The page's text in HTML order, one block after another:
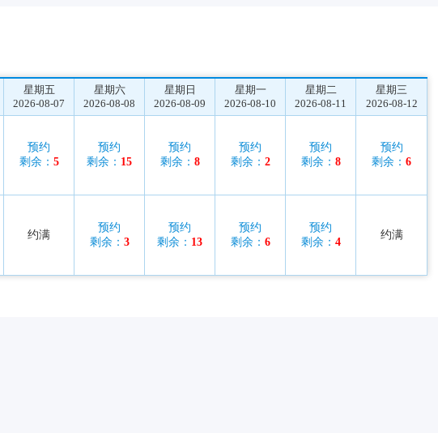
星期五
2026-08-07
星期六
2026-08-08
星期日
2026-08-09
星期一
2026-08-10
星期二
2026-08-11
星期三
2026-08-12
预约
剩余： 5
预约
剩余： 15
预约
剩余： 8
预约
剩余： 2
预约
剩余： 8
预约
剩余： 6
约满
预约
剩余： 3
预约
剩余： 13
预约
剩余： 6
预约
剩余： 4
约满